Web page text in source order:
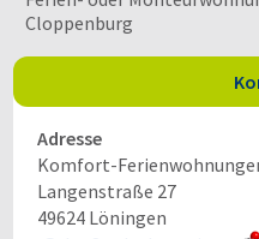
Cloppenburg
Adresse
Komfort-
Langenstraße 27
49624 Löningen